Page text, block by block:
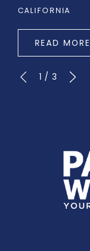
CALIFORNIA
READ MORE
1 / 3